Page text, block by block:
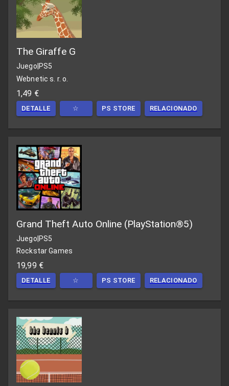
The Giraffe G
Juego PS5
Webnetic s. r. o.
1,49 €
DETALLE ☆ PS STORE RELACIONADO
Grand Theft Auto Online (PlayStation®5)
Juego|PS5
Rockstar Games
19,99 €
DETALLE ☆ PS STORE RELACIONADO